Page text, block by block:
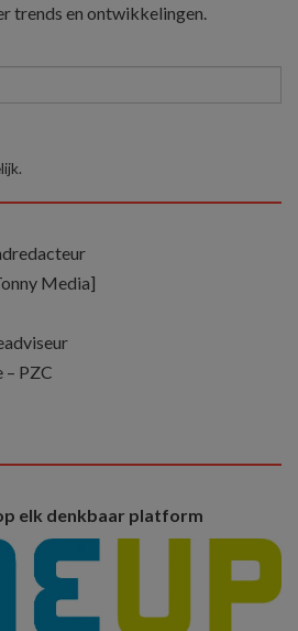
trends en ontwikkelingen.
Media]
PZC
elk denkbaar platform